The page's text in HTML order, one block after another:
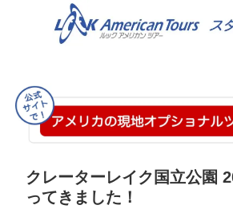
クレーターレイク国立公園
ってきました！